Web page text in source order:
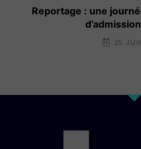
Reportage : une
25